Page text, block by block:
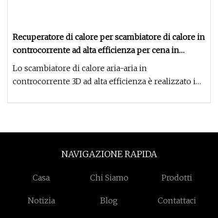
Recuperatore di calore per scambiatore di calore in
controcorrente ad alta efficienza per cena in
fabbrica Holtop China Phe
Lo scambiatore di calore aria-aria in
controcorrente 3D ad alta efficienza è realizzato in
NAVIGAZIONE RAPIDA
Casa Chi Siamo Prodotti
Notizia Blog Contattaci